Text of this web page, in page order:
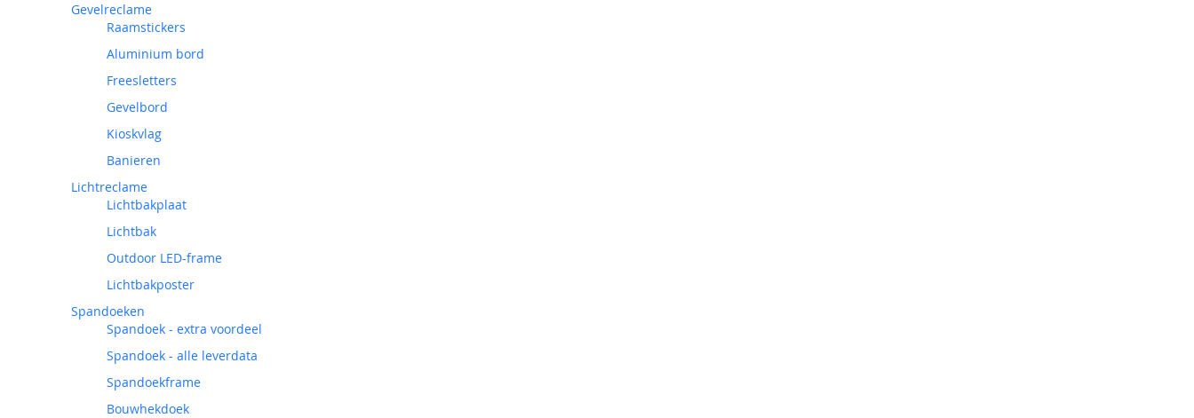
Gevelreclame
Raamstickers
Aluminium bord
Freesletters
Gevelbord
Kioskvlag
Banieren
Lichtreclame
Lichtbakplaat
Lichtbak
Outdoor LED-frame
Lichtbakposter
Spandoeken
Spandoek - extra voordeel
Spandoek - alle leverdata
Spandoekframe
Bouwhekdoek